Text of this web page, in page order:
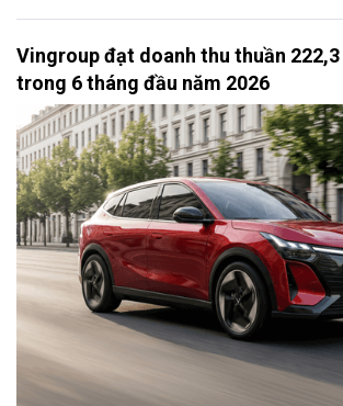
Vingroup đạt doanh thu thuần
trong 6 tháng đầu năm 2026